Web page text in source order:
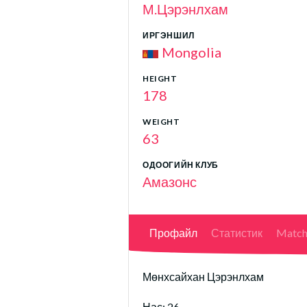
М.Цэрэнлхам
ИРГЭНШИЛ
Mongolia
HEIGHT
178
WEIGHT
63
ОДООГИЙН КЛУБ
Амазонс
Профайл Статистик
Мөнхсайхан Цэрэнлхам